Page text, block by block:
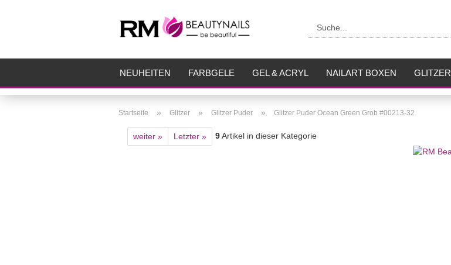
NEUHEITEN FARBGELE GEL & ACRYL NAILART BOXEN GLITZER
Startseite » Glitzer » Glitzer Puder » Glitzer Puder Ocean Green Grob #00213-32
weiter » Letzter » 9Artikel in dieser Kategorie